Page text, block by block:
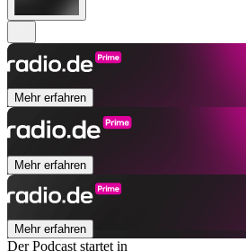
Mehr erfahren
Mehr erfahren
Mehr erfahren
Der Podcast startet in